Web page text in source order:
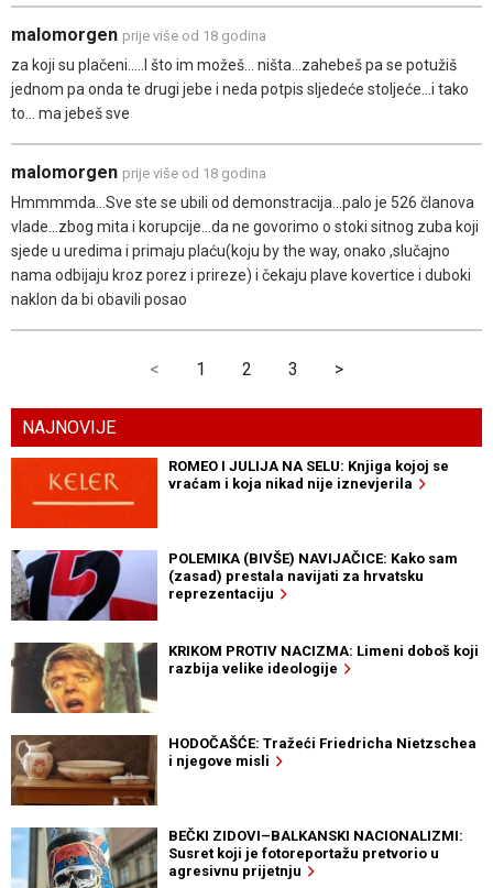
malomorgen prije više od 18 godina
za koji su plačeni.....I što im možeš... ništa...zahebeš pa se potužiš
jednom pa onda te drugi jebe i neda potpis sljedeće stoljeće...i tako
to... ma jebeš sve
malomorgen prije više od 18 godina
Hmmmmda...Sve ste se ubili od demonstracija...palo je 526 članova
vlade...zbog mita i korupcije...da ne govorimo o stoki sitnog zuba koji
sjede u uredima i primaju plaću(koju by the way, onako ,slučajno
nama odbijaju kroz porez i prireze) i čekaju plave kovertice i duboki
naklon da bi obavili posao
< 1 2 3 >
NAJNOVIJE
ROMEO I JULIJA NA SELU: Knjiga kojoj se
vraćam i koja nikad nije iznevjerila
POLEMIKA (BIVŠE) NAVIJAČICE: Kako sam
(zasad) prestala navijati za hrvatsku
reprezentaciju
KRIKOM PROTIV NACIZMA: Limeni doboš koji
razbija velike ideologije
HODOČAŠĆE: Tražeći Friedricha Nietzschea
i njegove misli
BEČKI ZIDOVI–BALKANSKI NACIONALIZMI:
Susret koji je fotoreportažu pretvorio u
agresivnu prijetnju